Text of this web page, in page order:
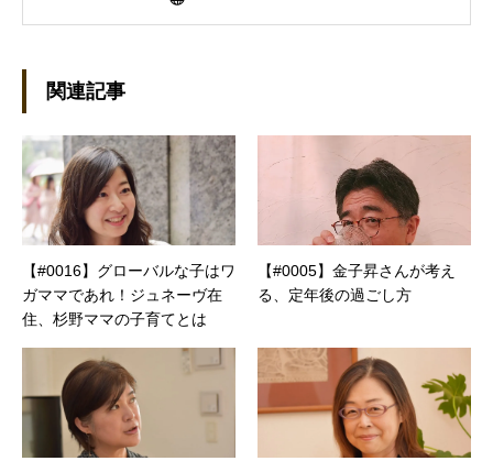
制作。プライベートでは、井上円了哲学塾の第
一期修了生として「哲学カフェ＠神保町」の世
話人、2020年以降は「なごテツ」のオンライン
カフェの世話人を務める。趣味は考えること。
関連記事
【#0016】グローバルな子はワ
ガママであれ！ジュネーヴ在
住、杉野ママの子育てとは
【#0005】金子昇さんが考え
る、定年後の過ごし方